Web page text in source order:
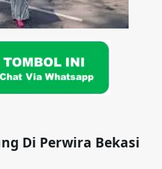
Di Perwira Bekasi